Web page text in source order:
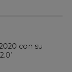
con su